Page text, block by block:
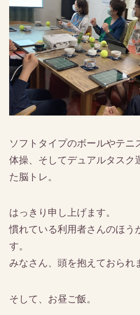
ソフトタイプのボールやテニ
体操、そしてデュアルタスク
た脳トレ。
はっきり申し上げます。
慣れている利用者さんのほう
す。
みなさん、頭を抱えておられ
そして、お昼ご飯。